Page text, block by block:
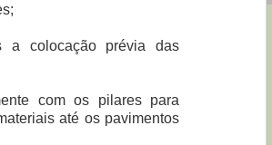
a colocação prévia das
com os pilares para
até os pavimentos